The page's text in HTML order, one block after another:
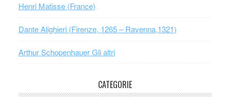
Henri Matisse (France)
Dante Alighieri (Firenze, 1265 – Ravenna,1321)
Arthur Schopenhauer Gli altri
CATEGORIE